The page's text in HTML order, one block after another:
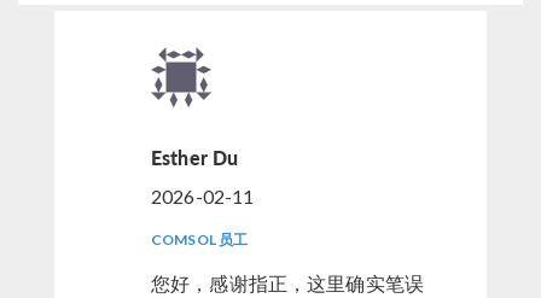
Esther Du
2026-02-11
COMSOL 员工
您好，感谢指正，这里确实笔误